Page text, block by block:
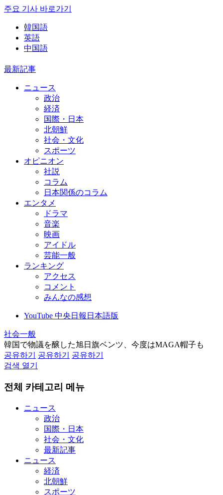
주요 기사 바로가기
韓国語
英語
中国語
最新記事
ニュース
政治
経済
国際・日本
北朝鮮
社会・文化
スポーツ
オピニオン
社説
コラム
日本関係のコラム
エンタメ
ドラマ
音楽
映画
アイドル
芸能一般
ランキング
アクセス
コメント
みんなの感想
YouTube 中央日報日本語版
社会一般
韓国で物議を醸した旭日旗ベンツ、今度はMAGA帽子も
공유하기
공유하기
공유하기
검색 열기
전체 카테고리 메뉴
ニュース
政治
国際・日本
社会・文化
最新記事
ニュース
経済
北朝鮮
スポーツ